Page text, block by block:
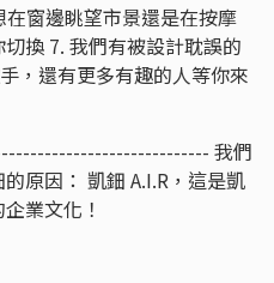
窗邊眺望市景還是在按摩
換 7. 我們有被設計耽誤的
，還有更多有趣的人等你來
我們
原因： 凱鈿 A.I.R，這是凱
業文化！